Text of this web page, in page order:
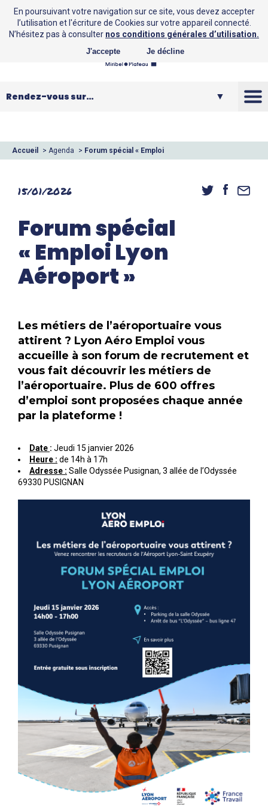
Vos loisirs
Entreprendre
Accueil > Agenda > Forum spécial « Emploi
15/01/2026
Forum spécial
« Emploi Lyon
Aéroport »
Les métiers de l’aéroportuaire vous
attirent ? Lyon Aéro Emploi vous
accueille à son forum de recrutement et
vous fait découvrir les métiers de
l’aéroportuaire. Plus de 600 offres
d’emploi sont proposées chaque année
par la plateforme !
Date : Jeudi 15 janvier 2026
Heure : de 14h à 17h
Adresse : Salle Odyssée Pusignan, 3 allée de l’Odyssée
69330 PUSIGNAN
En poursuivant votre navigation sur ce site, vous devez accepter
l’utilisation et l'écriture de Cookies sur votre appareil connecté.
N’hésitez pas à consulter nos conditions générales d’utilisation.
J'accepte Je décline